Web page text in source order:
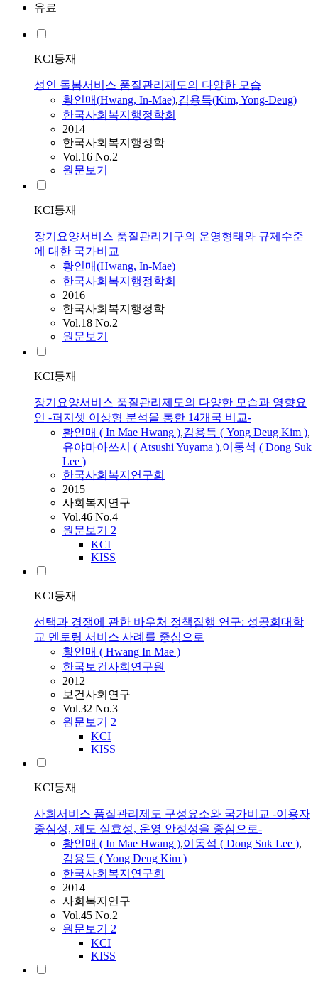
유료
KCI등재
성인 돌봄서비스 품질관리제도의 다양한 모습
황인매(Hwang, In-Mae),김용득(Kim, Yong-Deug)
한국사회복지행정학회
2014
한국사회복지행정학
Vol.16 No.2
원문보기
KCI등재
장기요양서비스 품질관리기구의 운영형태와 규제수준
에 대한 국가비교
황인매(Hwang, In-Mae)
한국사회복지행정학회
2016
한국사회복지행정학
Vol.18 No.2
원문보기
KCI등재
장기요양서비스 품질관리제도의 다양한 모습과 영향요
인 -퍼지셋 이상형 분석을 통한 14개국 비교-
황인매 ( In Mae Hwang ),김용득 ( Yong Deug Kim ),
유야마아쓰시 ( Atsushi Yuyama ),이동석 ( Dong Suk
Lee )
한국사회복지연구회
2015
사회복지연구
Vol.46 No.4
원문보기 2
KCI
KISS
KCI등재
선택과 경쟁에 관한 바우처 정책집행 연구: 성공회대학
교 멘토링 서비스 사례를 중심으로
황인매 ( Hwang In Mae )
한국보건사회연구원
2012
보건사회연구
Vol.32 No.3
원문보기 2
KCI
KISS
KCI등재
사회서비스 품질관리제도 구성요소와 국가비교 -이용자
중심성, 제도 실효성, 운영 안정성을 중심으로-
황인매 ( In Mae Hwang ),이동석 ( Dong Suk Lee ),
김용득 ( Yong Deug Kim )
한국사회복지연구회
2014
사회복지연구
Vol.45 No.2
원문보기 2
KCI
KISS